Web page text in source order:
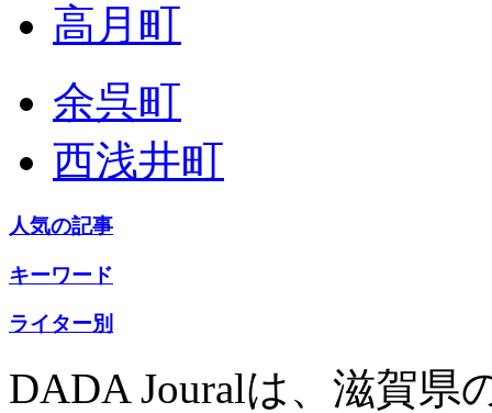
高月町
余呉町
西浅井町
人気の記事
キーワード
ライター別
DADA Jouralは、滋賀県